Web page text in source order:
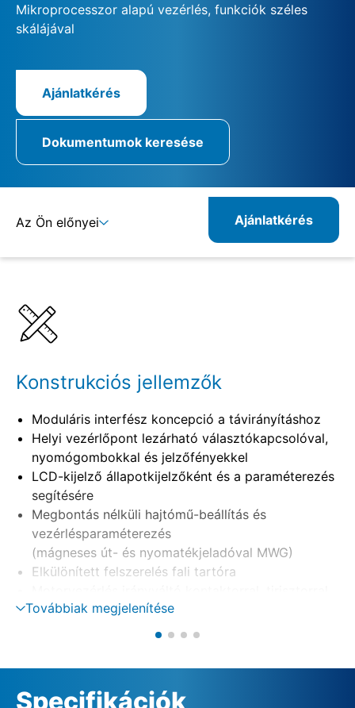
Mikroprocesszor alapú vezérlés, funkciók széles
skálájával
Ajánlatkérés
Dokumentumok keresése
Az Ön előnyei
Kombinálható termékek
Ajánlatkérés
Konstrukciós jellemzők
Moduláris interfész koncepció a távirányításhoz
Helyi vezérlőpont lezárható választókapcsolóval,
nyomógombokkal és jelzőfényekkel
LCD-kijelző állapotkijelzőként és a paraméterezés
segítésére
Megbontás nélküli hajtómű-beállítás és
vezérlésparaméterezés
(mágneses út- és nyomatékjeladóval MWG)
Elkülönített felszerelés fali tartóra
Fázisellenőrzés automatikus fáziskorrekcióval
Külső 24 V DC tápellátás (opció)
Továbbiak megjelenítése
Specifikációk